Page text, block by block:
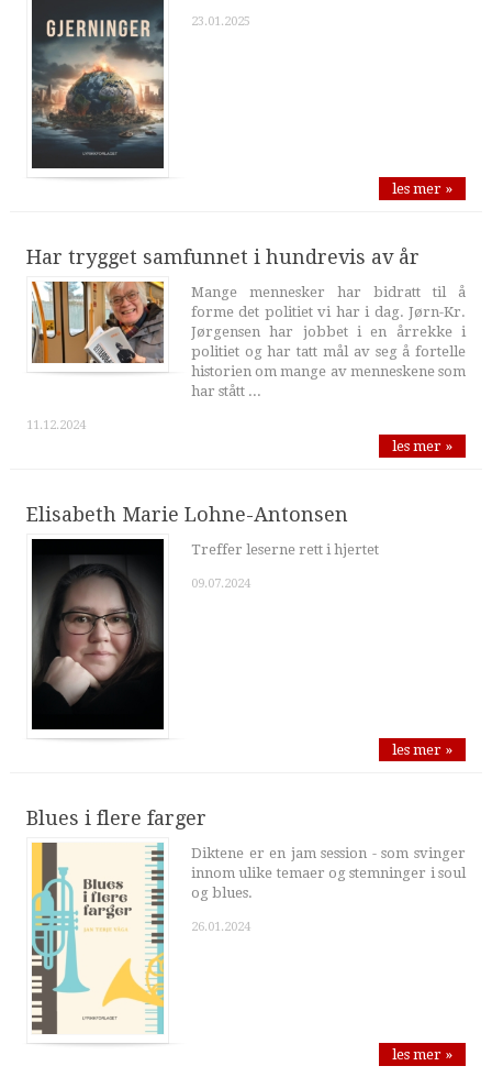
23.01.2025
les mer »
Har trygget samfunnet i hundrevis av år
Mange mennesker har bidratt til å
forme det politiet vi har i dag. Jørn-Kr.
Jørgensen har jobbet i en årrekke i
politiet og har tatt mål av seg å fortelle
historien om mange av menneskene som
har stått ...
11.12.2024
les mer »
Elisabeth Marie Lohne-Antonsen
Treffer leserne rett i hjertet
09.07.2024
les mer »
Blues i flere farger
Diktene er en jam session - som svinger
innom ulike temaer og stemninger i soul
og blues.
26.01.2024
les mer »